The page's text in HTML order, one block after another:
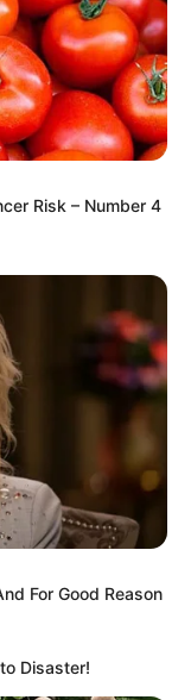
દિવસથી પાણીમાં
આદેશ કોણે આપ્યો, પેલેટ
Risk – Number 4
For Good Reason
Disaster!